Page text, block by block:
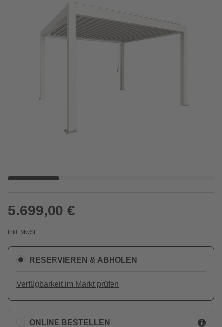
5.699,00 €
Inkl. MwSt.
RESERVIEREN & ABHOLEN
Verfügbarkeit im Markt prüfen
ONLINE BESTELLEN